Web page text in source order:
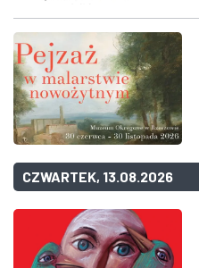
CZWARTEK, 13.08.2026